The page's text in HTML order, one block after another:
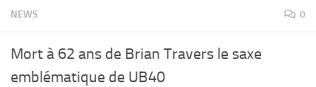
NEWS 0
Mort à 62 ans de Brian Travers le saxe
emblématique de UB40